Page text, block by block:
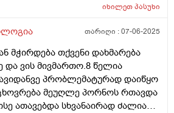
ვერ ვახერხებ და ზოგჯერ
და ურთიერთობაც
რაც სექსთან არის
ასოცირდება და ეს ჩემს
მთლიანად ახდენს გავლენას.
იხილეთპასუხი
თარიღი :07-06-2025
მჭირდება თქვენი დახმარება
და ვის მივმართო.8 წელია
პრობლემატურად დაიწყო
მეუღლე პორნოს რთავდა
ათავებდა სხვანაირად ძალიან